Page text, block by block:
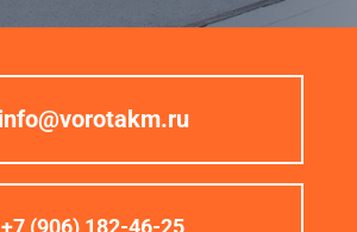
info@vorotakm.ru
+7 (906) 182-46-25